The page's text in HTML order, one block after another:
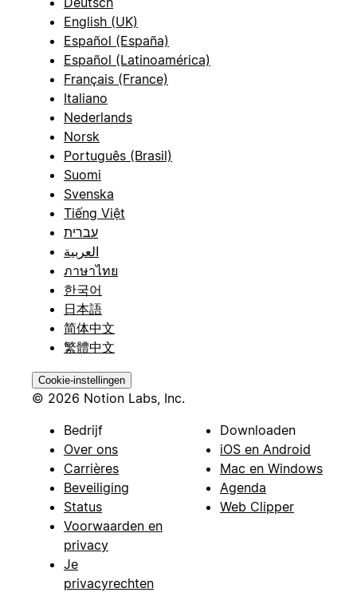
English (UK)
Español (España)
Español (Latinoamérica)
Français (France)
Italiano
Nederlands
Norsk
Português (Brasil)
Suomi
Svenska
Tiếng Việt
עברית
العربية
ภาษาไทย
한국어
日本語
简体中文
繁體中文
Cookie-instellingen
© 2026 Notion Labs, Inc.
Bedrijf
Over ons
Carrières
Beveiliging
Status
Voorwaarden en
privacy
Je
privacyrechten
Downloaden
iOS en Android
Mac en Windows
Agenda
Web Clipper